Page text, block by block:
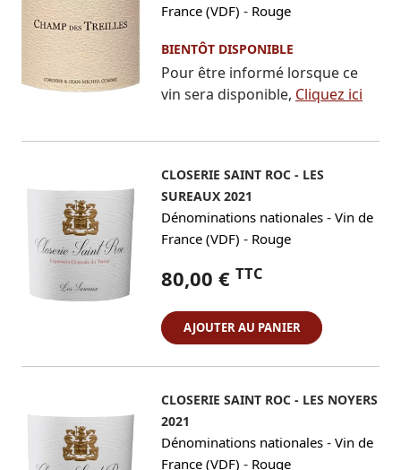
France (VDF) - Rouge
BIENTÔT DISPONIBLE
Pour être informé lorsque ce
vin sera disponible, Cliquez ici
CLOSERIE SAINT ROC - LES
SUREAUX 2021
Dénominations nationales - Vin de
France (VDF) - Rouge
80,00 € TTC
AJOUTER AU PANIER
CLOSERIE SAINT ROC - LES NOYERS
2021
Dénominations nationales - Vin de
France (VDF) - Rouge